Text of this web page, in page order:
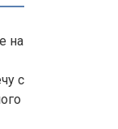
на
с